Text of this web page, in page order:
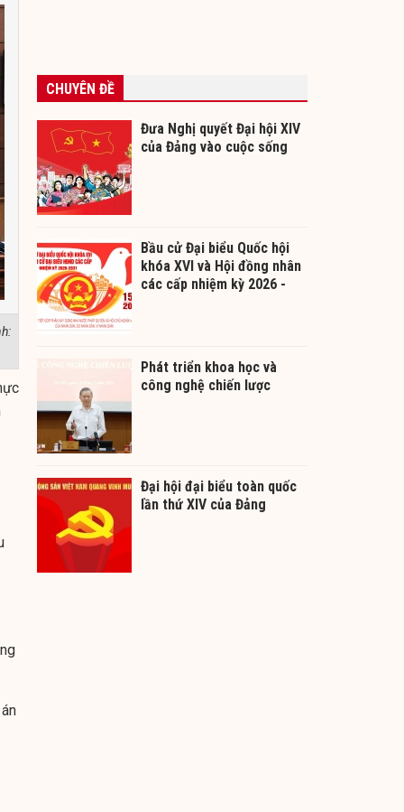
CHUYÊN ĐỀ
Đưa Nghị quyết Đại hội XIV
của Đảng vào cuộc sống
Bầu cử Đại biểu Quốc hội
khóa XVI và Hội đồng nhân
các cấp nhiệm kỳ 2026 -
Phát triển khoa học và
công nghệ chiến lược
Đại hội đại biểu toàn quốc
lần thứ XIV của Đảng